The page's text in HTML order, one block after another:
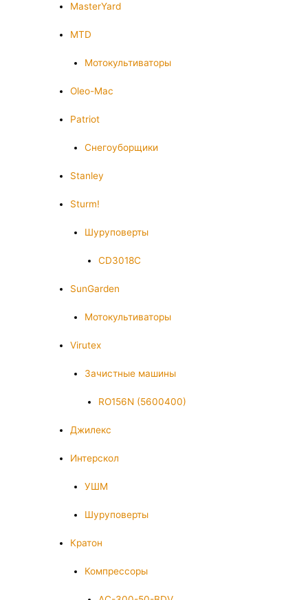
MasterYard
MTD
Мотокультиваторы
Oleo-Mac
Patriot
Снегоуборщики
Stanley
Sturm!
Шуруповерты
CD3018C
SunGarden
Мотокультиваторы
Virutex
Зачистные машины
RO156N (5600400)
Джилекс
Интерскол
УШМ
Шуруповерты
Кратон
Компрессоры